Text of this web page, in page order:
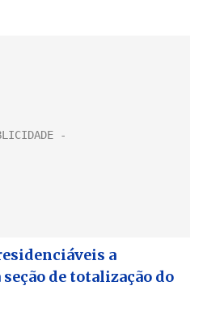
a
de totalização do